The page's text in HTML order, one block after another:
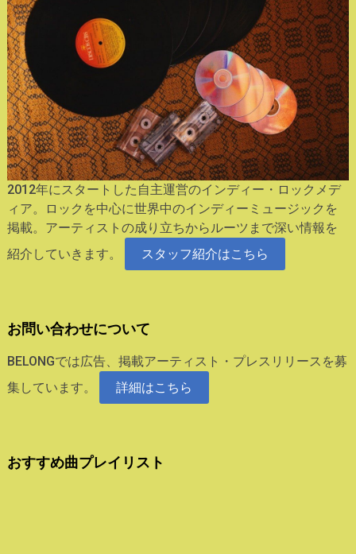
2012年にスタートした自主運営のインディー・ロックメデ
ィア。ロックを中心に世界中のインディーミュージックを
掲載。アーティストの成り立ちからルーツまで深い情報を
紹介していきます。
スタッフ紹介はこちら
お問い合わせについて
BELONGでは広告、掲載アーティスト・プレスリリースを募
集しています。
詳細はこちら
おすすめ曲プレイリスト